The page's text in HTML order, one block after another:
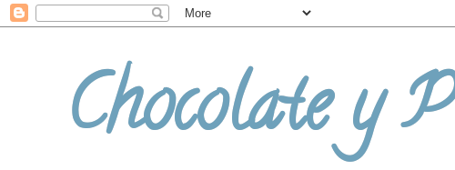
Chocolate y